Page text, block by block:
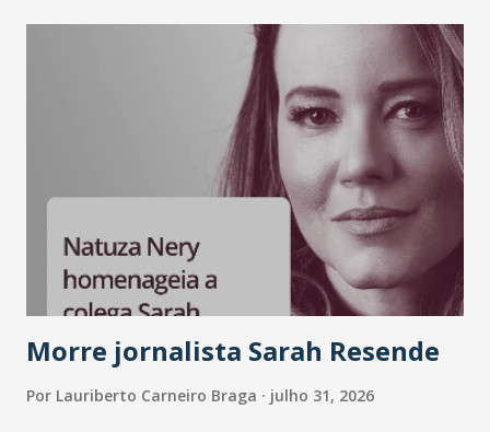
Morre jornalista Sarah Resende
Por Lauriberto Carneiro Braga julho 31, 2026